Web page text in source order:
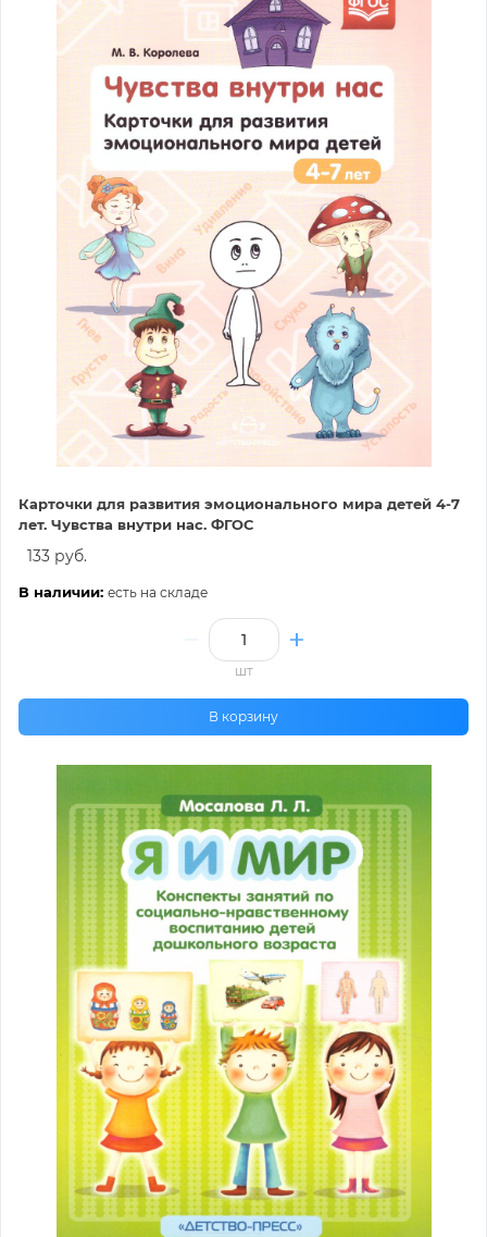
Карточки для развития эмоционального мира детей 4-7
лет. Чувства внутри нас. ФГОС
133 руб.
В наличии: есть на складе
шт
В корзину